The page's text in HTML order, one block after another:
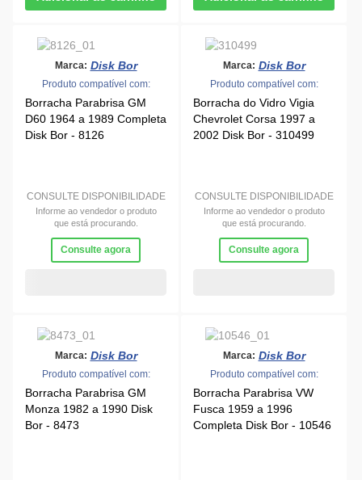
Marca: Disk Bor
Produto compatível com:
Borracha Parabrisa GM
D60 1964 a 1989 Completa
Disk Bor - 8126
CONSULTE DISPONIBILIDADE
Informe ao vendedor o produto
que está procurando.
Consulte agora
Marca: Disk Bor
Produto compatível com:
Borracha do Vidro Vigia
Chevrolet Corsa 1997 a
2002 Disk Bor - 310499
CONSULTE DISPONIBILIDADE
Informe ao vendedor o produto
que está procurando.
Consulte agora
Marca: Disk Bor
Produto compatível com:
Borracha Parabrisa GM
Monza 1982 a 1990 Disk
Bor - 8473
Marca: Disk Bor
Produto compatível com:
Borracha Parabrisa VW
Fusca 1959 a 1996
Completa Disk Bor - 10546